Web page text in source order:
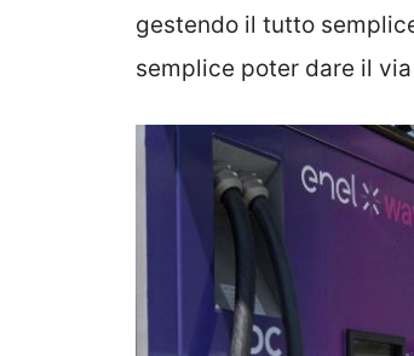
gestendo il tutto
semplice poter dare il